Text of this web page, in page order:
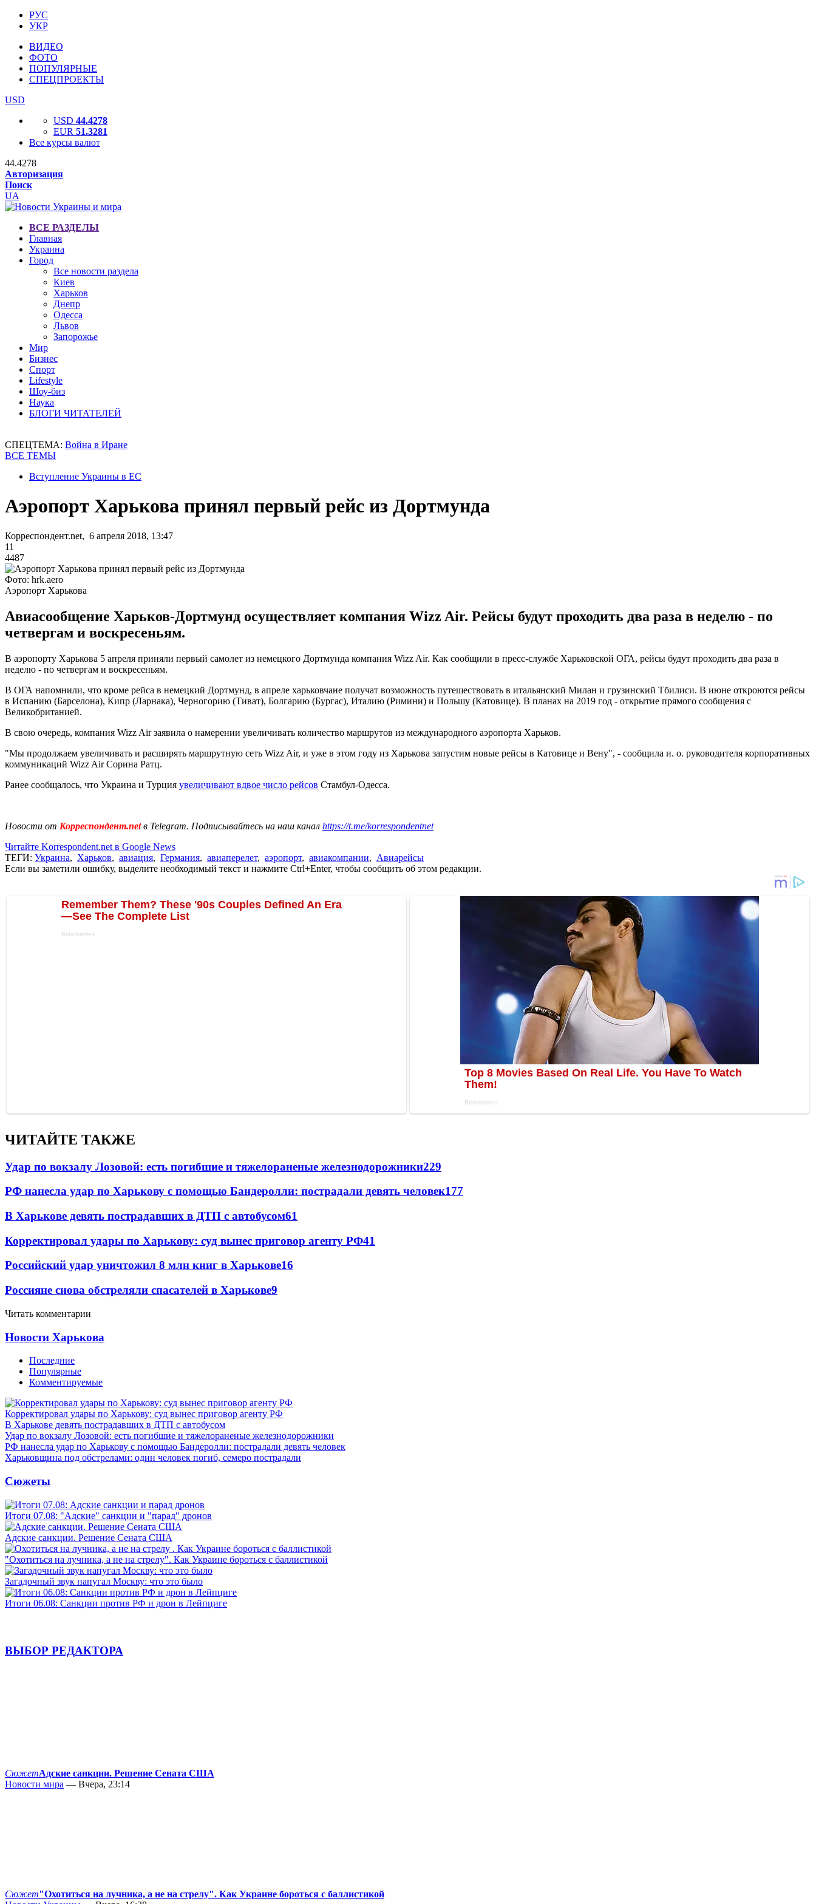
РУС
УКР
ВИДЕО
ФОТО
ПОПУЛЯРНЫЕ
СПЕЦПРОЕКТЫ
USD
USD 44.4278
EUR 51.3281
Все курсы валют
44.4278
Авторизация
Поиск
UA
ВСЕ РАЗДЕЛЫ
Главная
Украина
Город
Все новости раздела
Киев
Харьков
Днепр
Одесса
Львов
Запорожье
Мир
Бизнес
Спорт
Lifestyle
Шоу-биз
Наука
БЛОГИ ЧИТАТЕЛЕЙ
СПЕЦТЕМА: Война в Иране
ВСЕ ТЕМЫ
Вступление Украины в ЕС
Аэропорт Харькова принял первый рейс из Дортмунда
Корреспондент.net, 6 апреля 2018, 13:47
11
4487
Фото: hrk.aero
Аэропорт Харькова
Авиасообщение Харьков-Дортмунд осуществляет компания Wizz Air. Рейсы будут проходить два раза в неделю - по
четвергам и воскресеньям.
В аэропорту Харькова 5 апреля приняли первый самолет из немецкого Дортмунда компания Wizz Air. Как сообщили в пресс-службе Харьковской ОГА, рейсы будут проходить два раза в
неделю - по четвергам и воскресеньям.
В ОГА напомнили, что кроме рейса в немецкий Дортмунд, в апреле харьковчане получат возможность путешествовать в итальянский Милан и грузинский Тбилиси. В июне откроются рейсы
в Испанию (Барселона), Кипр (Ларнака), Черногорию (Тиват), Болгарию (Бургас), Италию (Римини) и Польшу (Катовице). В планах на 2019 год - открытие прямого сообщения с
Великобританией.
В свою очередь, компания Wizz Air заявила о намерении увеличивать количество маршрутов из международного аэропорта Харьков.
"Мы продолжаем увеличивать и расширять маршрутную сеть Wizz Air, и уже в этом году из Харькова запустим новые рейсы в Катовице и Вену", - сообщила и. о. руководителя корпоративных
коммуникаций Wizz Air Сорина Ратц.
Ранее сообщалось, что Украина и Турция увеличивают вдвое число рейсов Стамбул-Одесса.
Новости от Корреспондент.netв Telegram. Подписывайтесь на наш канал https://t.me/korrespondentnet
Читайте Korrespondent.net в Google News
ТЕГИ: Украина, Харьков, авиация, Германия, авиаперелет, аэропорт, авиакомпании, Авиарейсы
Если вы заметили ошибку, выделите необходимый текст и нажмите Ctrl+Enter, чтобы сообщить об этом редакции.
ЧИТАЙТЕ ТАКЖЕ
Удар по вокзалу Лозовой: есть погибшие и тяжелораненые железнодорожники229
РФ нанесла удар по Харькову с помощью Бандеролли: пострадали девять человек177
В Харькове девять пострадавших в ДТП с автобусом61
Корректировал удары по Харькову: суд вынес приговор агенту РФ41
Российский удар уничтожил 8 млн книг в Харькове16
Россияне снова обстреляли спасателей в Харькове9
Читать комментарии
Новости Харькова
Последние
Популярные
Комментируемые
Корректировал удары по Харькову: суд вынес приговор агенту РФ
В Харькове девять пострадавших в ДТП с автобусом
Удар по вокзалу Лозовой: есть погибшие и тяжелораненые железнодорожники
РФ нанесла удар по Харькову с помощью Бандеролли: пострадали девять человек
Харьковщина под обстрелами: один человек погиб, семеро пострадали
Сюжеты
Итоги 07.08: "Адские" санкции и "парад" дронов
Адские санкции. Решение Сената США
"Охотиться на лучника, а не на стрелу". Как Украине бороться с баллистикой
Загадочный звук напугал Москву: что это было
Итоги 06.08: Санкции против РФ и дрон в Лейпциге
ВЫБОР РЕДАКТОРА
СюжетАдские санкции. Решение Сената США
Новости мира — Вчера, 23:14
Сюжет"Охотиться на лучника, а не на стрелу". Как Украине бороться с баллистикой